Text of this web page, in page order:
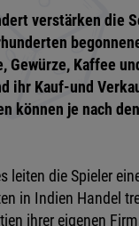
verstärken die
Gewürze, Kaffee
ihr Kauf-und
können je nach
leiten die Spieler
in Indien Handel
ihrer eigenen